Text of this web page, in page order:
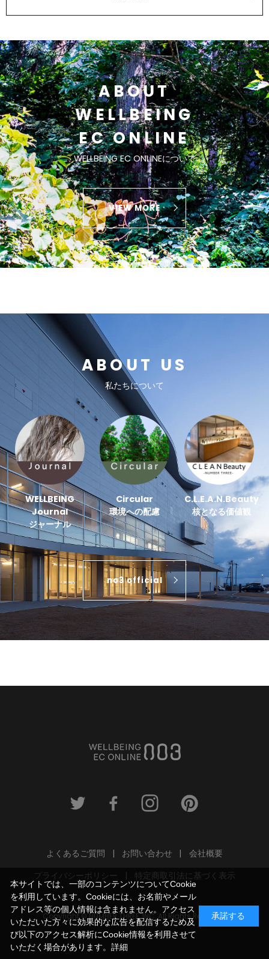
ABOUT
WELLBEING
EC ONLINE
WELLBEING EC ONLINEについて
VIEW MORE
ABOUT US
私たちについて
WELLBEING
Journal
ジャーナル
Circular
環境への配慮
C.L.E.A.N.Beauty
核となる価値観
no3 official
よくあるご質問 お問い合わせ
会社概要
プライバシーポリシー
特定商取引法に基づく表示
Copyright © NUMBER THREE, INC. All Rights Reserved.
本サイトでは、一部のコンテンツについてCookie
を利用しています。Cookieには、お名前やメール
アドレス等の個人情報は含まれません。アクセス
いただいた方々に効果的な広告を配信するため及
び以下のアクセス解析にCookie情報を利用させて
いただく場合があります。 詳細
承諾する